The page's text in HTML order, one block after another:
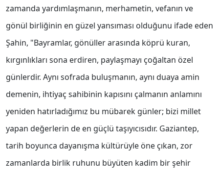
zamanda yardımlaşmanın, merhametin, vefanın ve
gönül birliğinin en güzel yansıması olduğunu ifade eden
Şahin, "Bayramlar, gönüller arasında köprü kuran,
kırgınlıkları sona erdiren, paylaşmayı çoğaltan özel
günlerdir. Aynı sofrada buluşmanın, aynı duaya amin
demenin, ihtiyaç sahibinin kapısını çalmanın anlamını
yeniden hatırladığımız bu mübarek günler; bizi millet
yapan değerlerin de en güçlü taşıyıcısıdır. Gaziantep,
tarih boyunca dayanışma kültürüyle öne çıkan, zor
zamanlarda birlik ruhunu büyüten kadim bir şehir